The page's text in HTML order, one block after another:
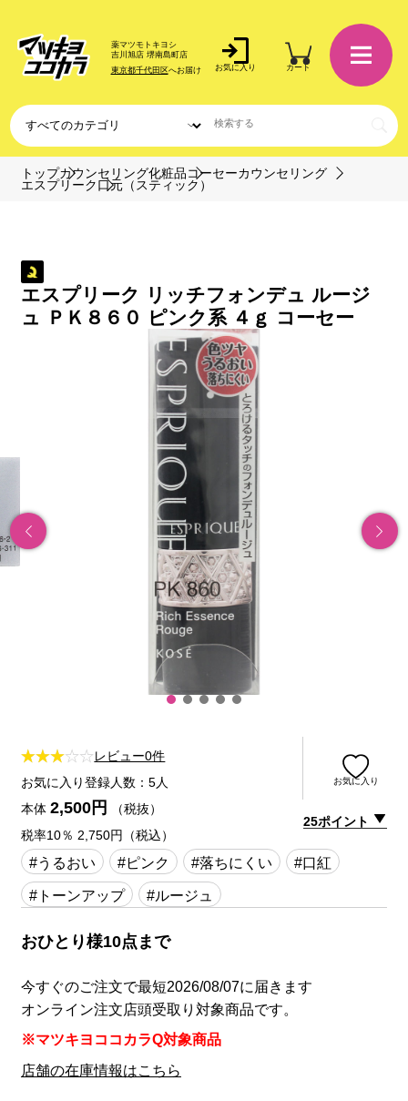
薬マツモトキヨシ
吉川旭店 堺南島町店
東京都千代田区へお届け お気に入り カート
トップカウンセリング化粧品 コーセーカウンセリング
エスプリーク 口元（スティック）
エスプリーク リッチフォンデュ ルージ
ュ ＰＫ８６０ ピンク系 ４ｇ コーセー
レビュー0件
お気に入り登録人数：5人
お気に入り
本体 2,500円
（税抜）
税率10％ 2,750円（税込）
25ポイント
#うるおい #ピンク #落ちにくい
#口紅
#トーンアップ
#ルージュ
おひとり様10点まで
今すぐのご注文で最短2026/08/07に届きます
オンライン注文店頭受取り対象商品です。
※マツキヨココカラQ対象商品
店舗の在庫情報はこちら